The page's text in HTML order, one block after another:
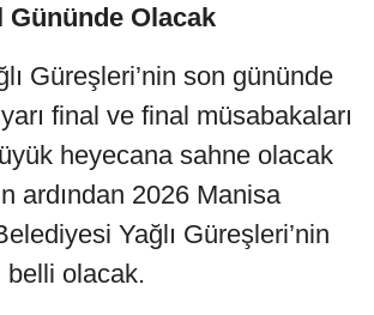
Gününde Olacak
Güreşleri’nin son gününde
final ve final müsabakaları
heyecana sahne olacak
ardından 2026 Manisa
Yağlı Güreşleri’nin
belli olacak.